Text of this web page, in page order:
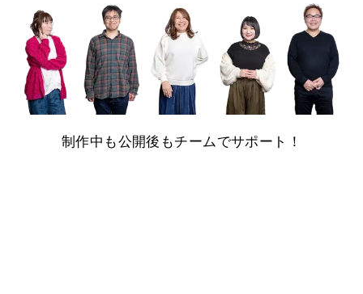
制作中も公開後もチームでサポート！